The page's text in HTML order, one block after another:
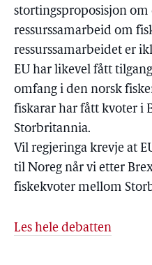
stortingsproposisjon
ressurssamarbeid om
ressurssamarbeidet er
EU har likevel fått
omfang i den norsk
fiskarar har fått kvoter i
Storbritannia.
Vil regjeringa krevje at
til Noreg når vi etter
fiskekvoter mellom
Les hele debatten